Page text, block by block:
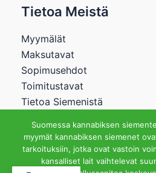
Tietoa Meistä
Myymälät
Maksutavat
Sopimusehdot
Toimitustavat
Tietoa Siemenistä
Suomessa kannabiksen
myymät kannabiksen siemenet
tarkoituksiin, jotka ovat vastoin
kansalliset lait vaihtelevat